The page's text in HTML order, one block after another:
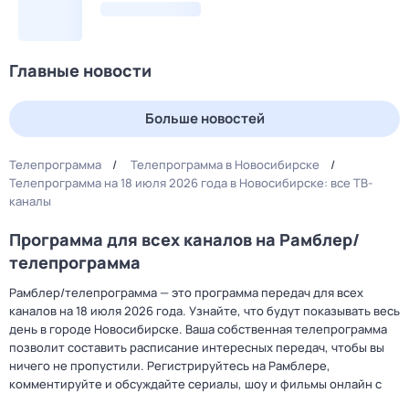
Главные новости
Больше новостей
Телепрограмма
Телепрограмма в Новосибирске
Телепрограмма на 18 июля 2026 года в Новосибирске: все ТВ-
каналы
Программа для всех каналов на Рамблер/
телепрограмма
Рамблер/телепрограмма — это программа передач для всех
каналов на 18 июля 2026 года. Узнайте, что будут показывать весь
день в городе Новосибирске. Ваша собственная телепрограмма
позволит составить расписание интересных передач, чтобы вы
ничего не пропустили. Регистрируйтесь на Рамблере,
комментируйте и обсуждайте сериалы, шоу и фильмы онлайн с